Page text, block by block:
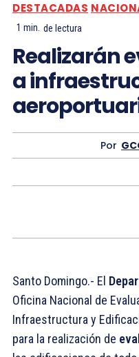
DESTACADAS
1 min. de lectura
Realizarán
a
Por
Santo Domingo.- El
Oficina Nacional de
Infraestructura y
para la realización de